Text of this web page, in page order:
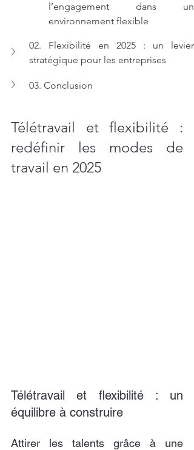
l’engagement dans un
environnement flexible
02. Flexibilité en 2025 : un levier
stratégique pour les entreprises
03. Conclusion
Télétravail et flexibilité :
redéfinir les modes de
travail en 2025
Télétravail et flexibilité : un
équilibre à construire
Attirer les talents grâce à une